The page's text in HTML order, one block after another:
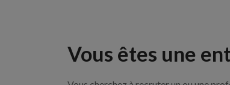
Vous êtes une